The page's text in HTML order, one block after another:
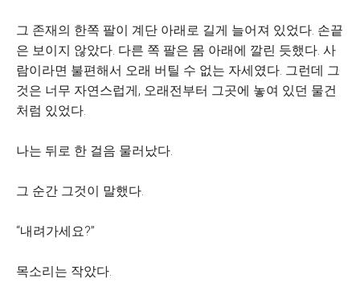
그 존재의 한쪽 팔이 계단 아래로 길게 늘어져 있었다. 손끝
은 보이지 않았다. 다른 쪽 팔은 몸 아래에 깔린 듯했다. 사
람이라면 불편해서 오래 버틸 수 없는 자세였다. 그런데 그
것은 너무 자연스럽게, 오래전부터 그곳에 놓여 있던 물건
처럼 있었다.
나는 뒤로 한 걸음 물러났다.
그 순간 그것이 말했다.
“내려가세요?”
목소리는 작았다.